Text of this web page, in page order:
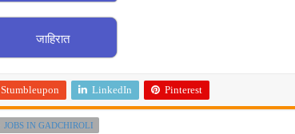
जाहिरात
Stumbleupon LinkedIn Pinterest
JOBS IN GADCHIROLI